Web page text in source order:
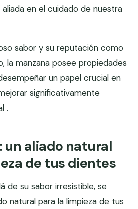
en el cuidado de nuestra
sabor y su reputación como
la manzana posee propiedades
un papel crucial en
significativamente
.
un aliado natural
de tus dientes
de su sabor irresistible, se
natural para la limpieza de tus